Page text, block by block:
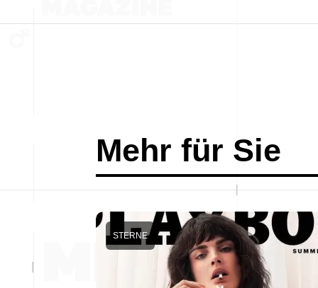
Mehr für Sie
STERNE